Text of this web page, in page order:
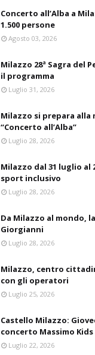
Concerto all’Alba a
1.500 persone
Agosto 03, 2026
Milazzo 28ª Sagra del
il programma
Luglio 31, 2026
Milazzo si prepara alla
“Concerto all’Alba”
Luglio 28, 2026
Milazzo dal 31 luglio
sport inclusivo
Luglio 28, 2026
Da Milazzo al mondo,
Giorgianni
Luglio 28, 2026
Milazzo, centro
con gli operatori
Luglio 25, 2026
Castello Milazzo:
concerto Massimo
Luglio 22, 2026